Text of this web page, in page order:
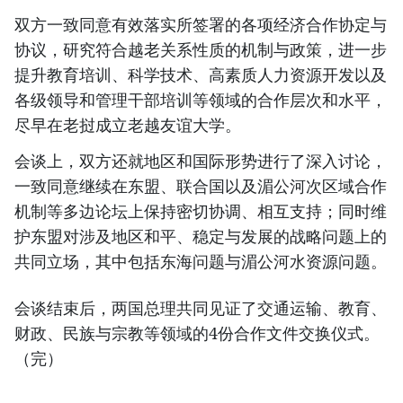
双方一致同意有效落实所签署的各项经济合作协定与
协议，研究符合越老关系性质的机制与政策，进一步
提升教育培训、科学技术、高素质人力资源开发以及
各级领导和管理干部培训等领域的合作层次和水平，
尽早在老挝成立老越友谊大学。
会谈上，双方还就地区和国际形势进行了深入讨论，
一致同意继续在东盟、联合国以及湄公河次区域合作
机制等多边论坛上保持密切协调、相互支持；同时维
护东盟对涉及地区和平、稳定与发展的战略问题上的
共同立场，其中包括东海问题与湄公河水资源问题。
会谈结束后，两国总理共同见证了交通运输、教育、
财政、民族与宗教等领域的4份合作文件交换仪式。
（完）